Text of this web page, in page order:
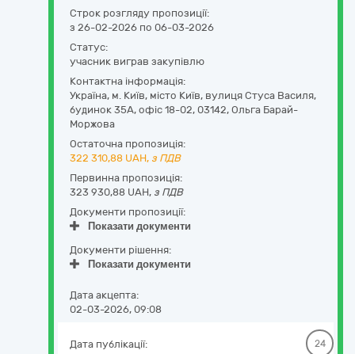
Строк розгляду пропозиції:
з 26-02-2026 по 06-03-2026
Статус:
учасник виграв закупівлю
Контактна інформація:
Україна, м. Київ, місто Київ, вулиця Стуса Василя,
будинок 35А, офіс 18-02, 03142, Ольга Барай-
Моржова
Остаточна пропозиція:
322 310,88 UAH, з ПДВ
Первинна пропозиція:
323 930,88 UAH, з ПДВ
Документи пропозиції:
Показати документи
Документи рішення:
Показати документи
Дата акцепта:
02-03-2026, 09:08
Дата публікації:
24